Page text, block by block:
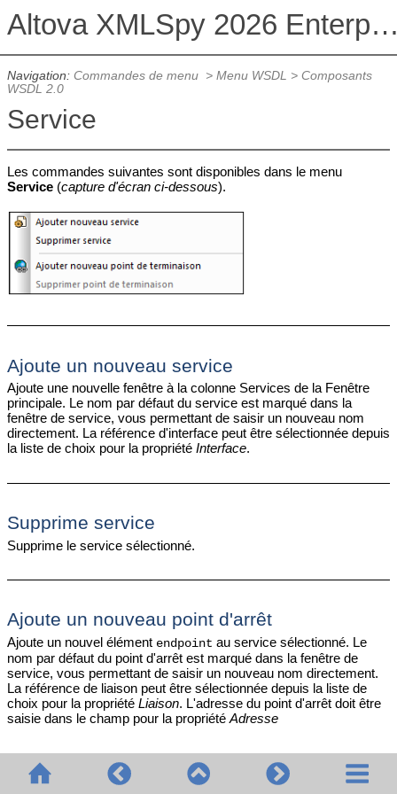
Altova XMLSpy 2026
Navigation: Commandes de menu > Menu WSDL > Composants
WSDL 2.0
Service
Les commandes suivantes sont disponibles dans le menu
Service(capture d'écran ci-dessous).
Ajoute un nouveau service
Ajoute une nouvelle fenêtre à la colonne Services de la Fenêtre
principale. Le nom par défaut du service est marqué dans la
fenêtre de service, vous permettant de saisir un nouveau nom
directement. La référence d'interface peut être sélectionnée depuis
la liste de choix pour la propriété Interface.
Supprime service
Supprime le service sélectionné.
Ajoute un nouveau point d'arrêt
Ajoute un nouvel élément endpoint au service sélectionné. Le
nom par défaut du point d'arrêt est marqué dans la fenêtre de
service, vous permettant de saisir un nouveau nom directement.
La référence de liaison peut être sélectionnée depuis la liste de
choix pour la propriété Liaison. L'adresse du point d'arrêt doit être
saisie dans le champ pour la propriété Adresse